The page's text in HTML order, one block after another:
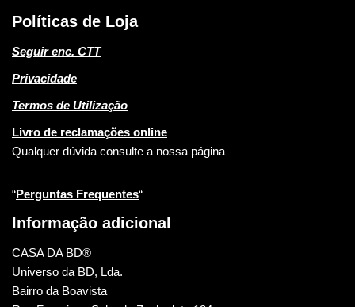
Políticas de Loja
Seguir enc. CTT
Privacidade
Termos de Utilização
Livro de reclamações online
Qualquer dúvida consulte a nossa página
“Perguntas Frequentes“
Informação adicional
CASA DA BD®
Universo da BD, Lda.
Bairro da Boavista